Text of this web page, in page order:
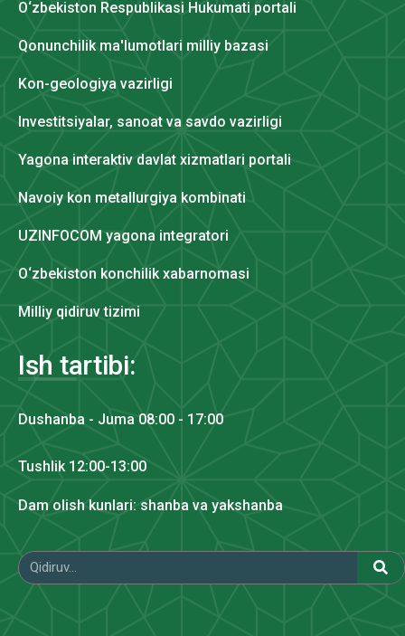
O‘zbekiston Respublikasi Hukumati portali
Qonunchilik ma'lumotlari milliy bazasi
Kon-geologiya vazirligi
Investitsiyalar, sanoat va savdo vazirligi
Yagona interaktiv davlat xizmatlari portali
Navoiy kon metallurgiya kombinati
UZINFOCOM yagona integratori
O‘zbekiston konchilik xabarnomasi
Milliy qidiruv tizimi
Ish tartibi:
Dushanba - Juma 08:00 - 17:00
Tushlik 12:00-13:00
Dam olish kunlari: shanba va yakshanba